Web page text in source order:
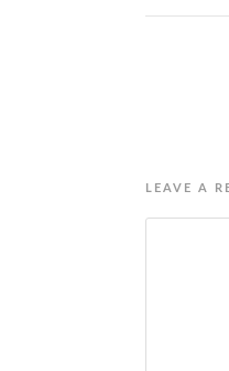
LEAVE A